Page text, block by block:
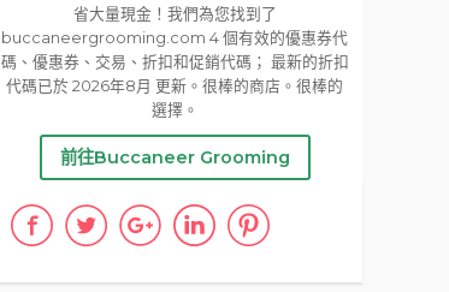
省大量現金！我們為您找到了
buccaneergrooming.com 4 個有效的優惠券代
碼、優惠券、交易、折扣和促銷代碼； 最新的折扣
代碼已於 2026年8月 更新。很棒的商店。很棒的
選擇。
前往Buccaneer Grooming